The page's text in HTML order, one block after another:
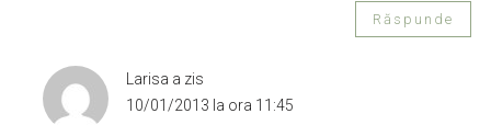
Răspunde
Larisa a zis
10/01/2013 la ora 11:45